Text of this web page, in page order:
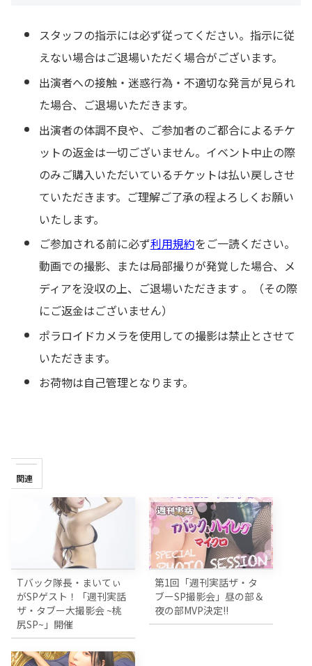
スタッフの指示には必ず従ってください。指示に従
えない場合はご退場いただく場合がございます。
出演者への接触・迷惑行為・不適切な発言が見られ
た場合、ご退場いただきます。
出演者の体調不良や、ご参加者のご都合によるチケ
ットの返金は一切ございません。イベント中止の際
のみご購入いただいているチケットは払い戻しさせ
ていただきます。ご理解ご了承の程よろしくお願い
いたします。
ご参加される前に必ず利用規約をご一読ください。
動画での撮影、または局部撮りが発覚した場合、メ
ディアを没収の上、ご退場いただきます 。（その際
にご返金はございません）
ポラロイドカメラを使用しての撮影は禁止とさせて
いただきます。
お荷物は自己管理となります。
関連
Tバック隊長・まいてぃ
がSPゲスト！「週刊実話
ザ・タブー大撮影会 ~桃
尻SP~」開催
第1回「週刊実話ザ・タ
ブーSP撮影会」昼の部＆
夜の部MVP決定!!